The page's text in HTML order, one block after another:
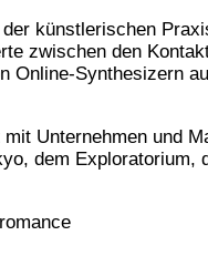
künstlerischen
zwischen den
Online-Synthesizern
Unternehmen und
dem Exploratorium,